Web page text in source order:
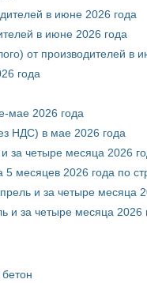
в июне 2026 года
в июне 2026 года
от производителей в
года
мае 2026 года
НДС) в мае 2026 года
за четыре месяца 2026
5 месяцев 2026 года по
и за четыре месяца
и за четыре месяца 2026